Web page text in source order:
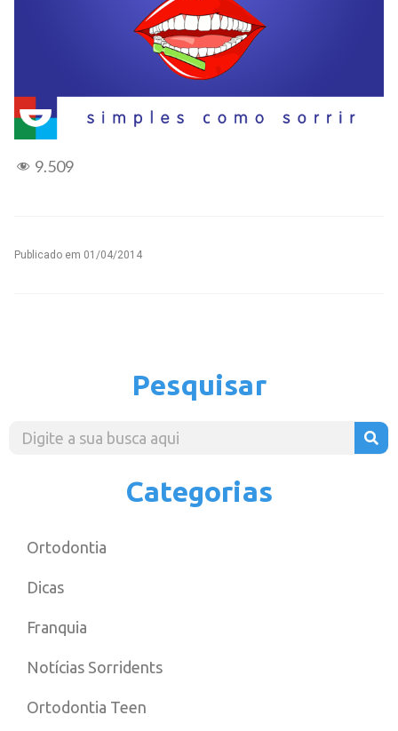
9.509
Publicado em 01/04/2014
Pesquisar
Categorias
Ortodontia
Dicas
Franquia
Notícias Sorridents
Ortodontia Teen